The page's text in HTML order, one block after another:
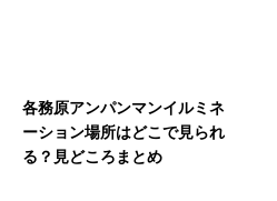
各務原アンパンマンイルミネ
ーション場所はどこで見られ
る？見どころまとめ